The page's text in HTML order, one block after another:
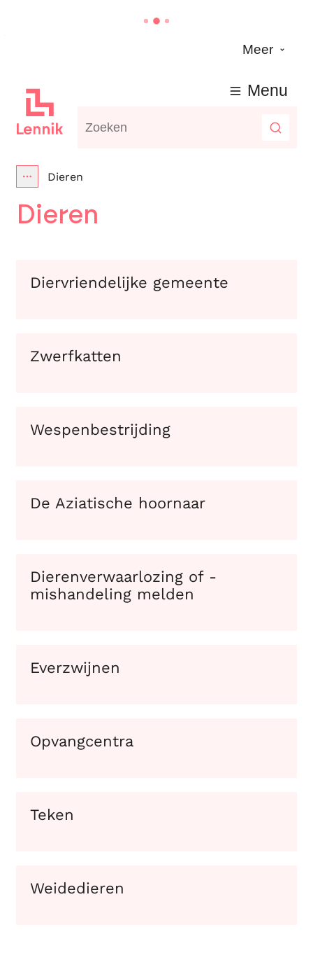
Meer
Lennik
Waarmee kunnen we jou helpen?
Menu
Toon alle broodkruimel items
Dieren
Dieren
Diervriendelijke gemeente
Zwerfkatten
Wespenbestrijding
De Aziatische hoornaar
Dierenverwaarlozing of -
mishandeling melden
Everzwijnen
Opvangcentra
Teken
Weidedieren